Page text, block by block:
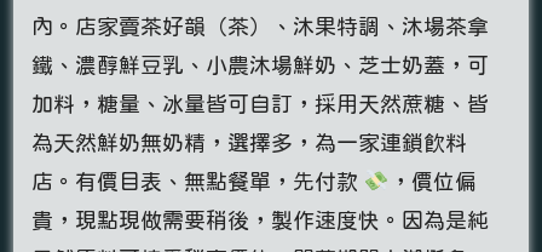
內。店家賣茶好韻（茶）、沐果特調、沐場茶拿
鐵、濃醇鮮豆乳、小農沐場鮮奶、芝士奶蓋，可
加料，糖量、冰量皆可自訂，採用天然蔗糖、皆
為天然鮮奶無奶精，選擇多，為一家連鎖飲料
店。有價目表、無點餐單，先付款
，價位偏
貴，現點現做需要稍後，製作速度快。因為是純